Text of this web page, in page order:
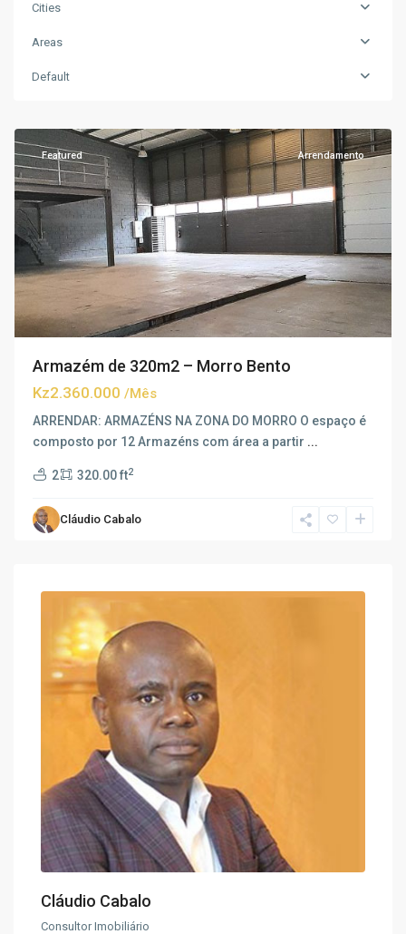
Cities
Areas
Default
Morro
Featured Arrendamento
Armazém de 320m2 – Morro Bento
Kz2.360.000 /Mês
ARRENDAR: ARMAZÉNS NA ZONA DO MORRO O espaço é
composto por 12 Armazéns com área a partir ...
2 320.00 ft2
Cláudio Cabalo
Cláudio Cabalo
Consultor Imobiliário